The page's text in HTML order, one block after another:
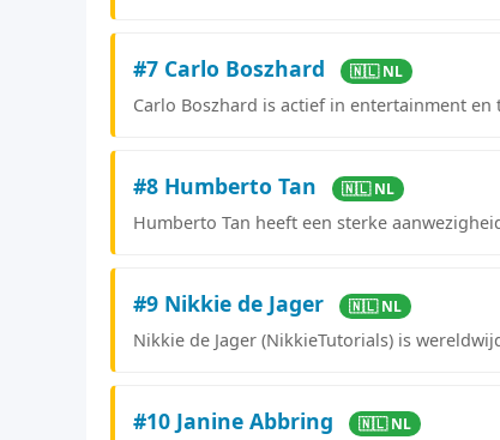
#7 Carlo Boszhard 🇳🇱 NL
Carlo Boszhard is actief in entertainment
#8 Humberto Tan 🇳🇱 NL
Humberto Tan heeft een sterke
#9 Nikkie de Jager 🇳🇱 NL
Nikkie de Jager (NikkieTutorials) is
#10 Janine Abbring 🇳🇱 NL